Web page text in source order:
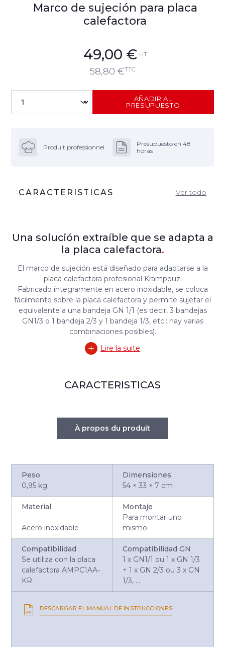
Marco de sujeción para placa
calefactora
49,00 € HT
58,80 €TTC
AÑADIR AL
PRESUPUESTO
Produit professionnel
Presupuesto en 48
horas
CARACTERISTICAS Ver todo
Una solución extraíble que se adapta a
la placa calefactora.
El marco de sujeción está diseñado para adaptarse a la
placa calefactora profesional Krampouz.
Fabricado íntegramente en acero inoxidable, se coloca
fácilmente sobre la placa calefactora y permite sujetar el
equivalente a una bandeja GN 1/1 (es decir, 3 bandejas
GN1/3 o 1 bandeja 2/3 y 1 bandeja 1/3, etc.: hay varias
combinaciones posibles).
Lire la suite
CARACTERISTICAS
À propos du produit
Peso
0,95 kg
Dimensiones
54 × 33 × 7 cm
Material
Acero inoxidable
Montaje
Para montar uno
mismo
Compatibilidad
Se utiliza con la placa
calefactora AMPC1AA-
KR.
Compatibilidad GN
1 x GN1/1 ou 1 x GN 1/3
+ 1 x GN 2/3 ou 3 x GN
1/3, ...
DESCARGAR EL MANUAL DE INSTRUCCIONES